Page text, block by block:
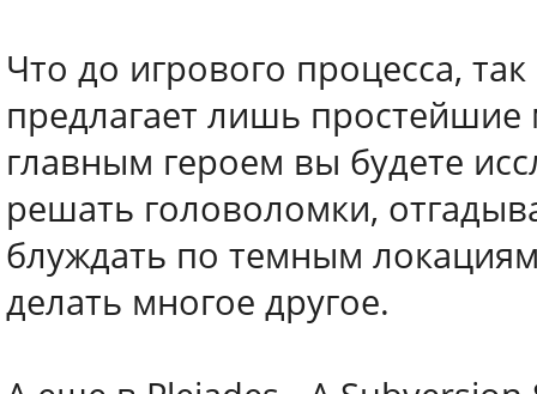
Что до игрового процесса,
предлагает лишь
главным героем вы будете
решать головоломки,
блуждать по темным
делать многое другое.